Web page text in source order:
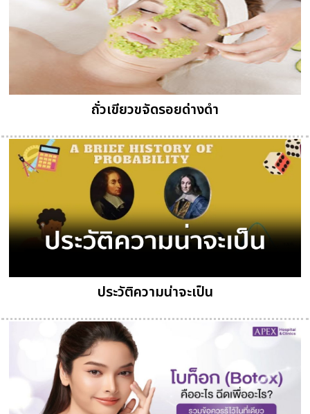
ถั่วเขียวขจัดรอยด่างดำ
ประวัติความน่าจะเป็น